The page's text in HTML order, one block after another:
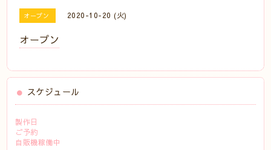
オープン 2020-10-20 (火)
オープン
スケジュール
製作日
ご予約
自販機稼働中